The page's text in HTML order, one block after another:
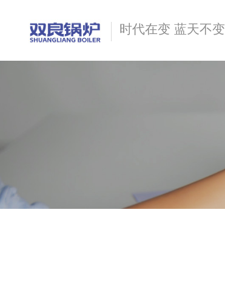
时代在变 蓝天不变